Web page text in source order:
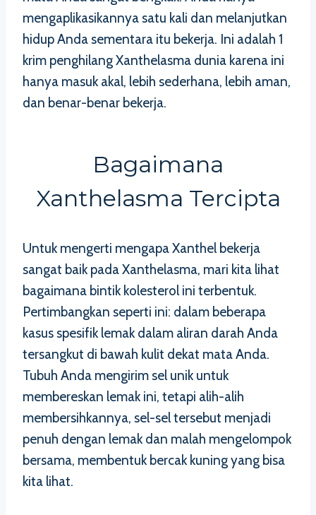
mengaplikasikannya satu kali dan melanjutkan
hidup Anda sementara itu bekerja. Ini adalah 1
krim penghilang Xanthelasma dunia karena ini
hanya masuk akal, lebih sederhana, lebih aman,
dan benar-benar bekerja.
Bagaimana
Xanthelasma Tercipta
Untuk mengerti mengapa Xanthel bekerja
sangat baik pada Xanthelasma, mari kita lihat
bagaimana bintik kolesterol ini terbentuk.
Pertimbangkan seperti ini: dalam beberapa
kasus spesifik lemak dalam aliran darah Anda
tersangkut di bawah kulit dekat mata Anda.
Tubuh Anda mengirim sel unik untuk
membereskan lemak ini, tetapi alih-alih
membersihkannya, sel-sel tersebut menjadi
penuh dengan lemak dan malah mengelompok
bersama, membentuk bercak kuning yang bisa
kita lihat.